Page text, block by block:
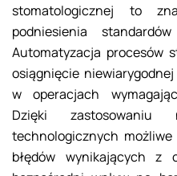
stomatologicznej to
podniesienia
Automatyzacja procesów
osiągnięcie
w operacjach
Dzięki zastosowaniu
technologicznych
błędów wynikających z